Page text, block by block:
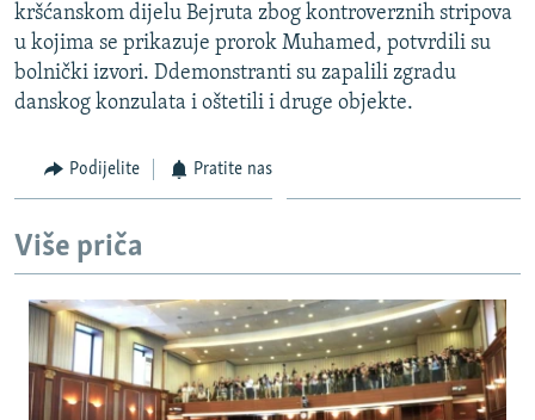
INFOGRAFIKE
KINA NA BALKANU
RSE PRIČE IZ SVIJETA
ISPRIČAJ MI
SPECIJALI RSE
VIŠE OD NASLOVA
POPLAVE I KLIZIŠTA U BIH 2024.
TV LIBERTY
POST SCRIPTUM
PRATITE NAS
Sve RFE/RL stranice
kršćanskom dijelu Bejruta zbog kontroverznih stripova
u kojima se prikazuje prorok Muhamed, potvrdili su
bolnički izvori. Ddemonstranti su zapalili zgradu
danskog konzulata i oštetili i druge objekte.
Podijelite Pratite nas
Više priča